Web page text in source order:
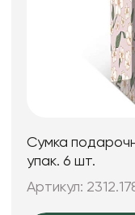
Сумка
упак. 6 шт.
Артикул: